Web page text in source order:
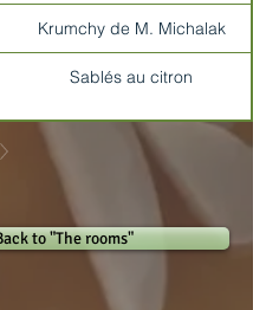
Krumchy de M. Michalak
Sablés au citron
to "The rooms"